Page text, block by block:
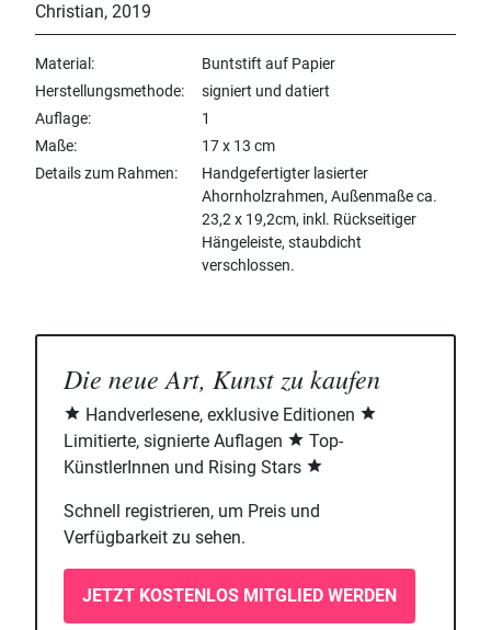
Christian, 2019
Material
Buntstift auf Papier
Herstellungsmethode
signiert und datiert
Auflage
1
Maße
17 x 13 cm
Details zum Rahmen
Handgefertigter lasierter
Ahornholzrahmen, Außenmaße ca.
23,2 x 19,2cm, inkl. Rückseitiger
Hängeleiste, staubdicht
verschlossen.
Die neue Art, Kunst zu kaufen
Handverlesene, exklusive Editionen
Limitierte, signierte Auflagen
Top-
KünstlerInnen und Rising Stars
Schnell registrieren, um Preis und
Verfügbarkeit zu sehen.
JETZT KOSTENLOS MITGLIED WERDEN